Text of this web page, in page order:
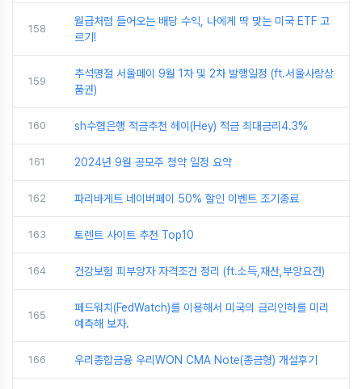
158
월급처럼 들어오는 배당 수익, 나에게 딱 맞는 미국 ETF 고
르기!
159
추석명절 서울페이 9월 1차 및 2차 발행일정 (ft.서울사랑상
품권)
160 sh수협은행 적금추천 헤이(Hey) 적금 최대금리4.3%
161 2024년 9월 공모주 청약 일정 요약
162 파리바게트 네이버페이 50% 할인 이벤트 조기종료
163 토렌트 사이트 추천 Top10
164 건강보험 피부양자 자격조건 정리 (ft.소득,재산,부양요건)
165
페드워치(FedWatch)를 이용해서 미국의 금리인하를 미리
예측해 보자.
166 우리종합금융 우리WON CMA Note(종금형) 개설후기